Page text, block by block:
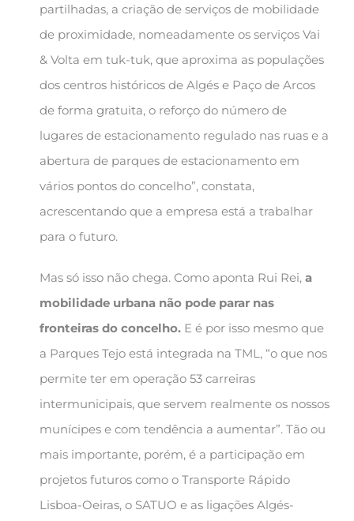
partilhadas, a criação de serviços de mobilidade
de proximidade, nomeadamente os serviços Vai
& Volta em tuk-tuk, que aproxima as populações
dos centros históricos de Algés e Paço de Arcos
de forma gratuita, o reforço do número de
lugares de estacionamento regulado nas ruas e a
abertura de parques de estacionamento em
vários pontos do concelho”, constata,
acrescentando que a empresa está a trabalhar
para o futuro.
Mas só isso não chega. Como aponta Rui Rei, a
mobilidade urbana não pode parar nas
fronteiras do concelho.E é por isso mesmo que
a Parques Tejo está integrada na TML, “o que nos
permite ter em operação 53 carreiras
intermunicipais, que servem realmente os nossos
munícipes e com tendência a aumentar”. Tão ou
mais importante, porém, é a participação em
projetos futuros como o Transporte Rápido
Lisboa-Oeiras, o SATUO e as ligações Algés-